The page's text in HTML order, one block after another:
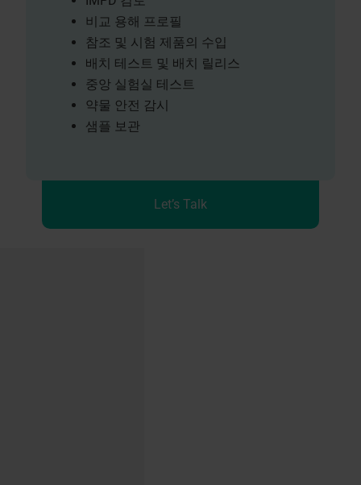
비교 용해 프로필
참조 및 시험 제품의 수입
배치 테스트 및 배치 릴리스
중앙 실험실 테스트
약물 안전 감시
샘플 보관
Let’s Talk